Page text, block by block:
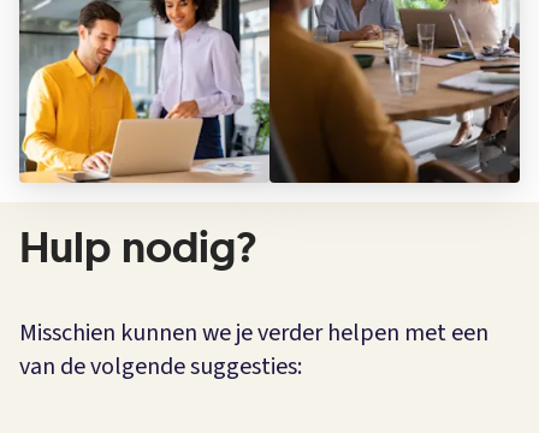
Hulp nodig?
Misschien kunnen we je verder helpen met een
van de volgende suggesties: